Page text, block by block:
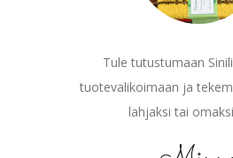
Tule tutustumaan
tuotevalikoimaan ja
lahjaksi tai